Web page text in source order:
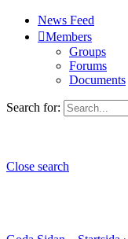
News Feed
Members
Groups
Forums
Documents
Search for:
Close search